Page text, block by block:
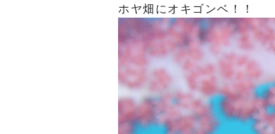
ホヤ畑にオキゴンベ！！